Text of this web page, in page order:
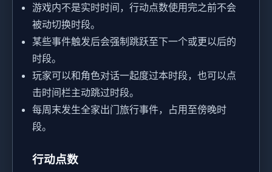
游戏内不是实时时间，行动点数使用完之前不会
被动切换时段。
某些事件触发后会强制跳跃至下一个或更以后的
时段。
玩家可以和角色对话一起度过本时段，也可以点
击时间栏主动跳过时段。
每周末发生全家出门旅行事件，占用至傍晚时
段。
行动点数